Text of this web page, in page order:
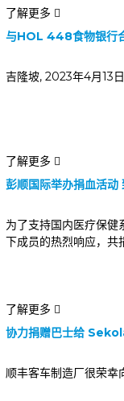
了解更多
与HOL 448食物银行
吉隆坡, 2023年4月
了解更多
彭顺国际举办捐血活动
为了支持国内医疗保
下成员的热烈响应，共
了解更多
协力捐赠巴士给
顺丰客车制造厂很荣